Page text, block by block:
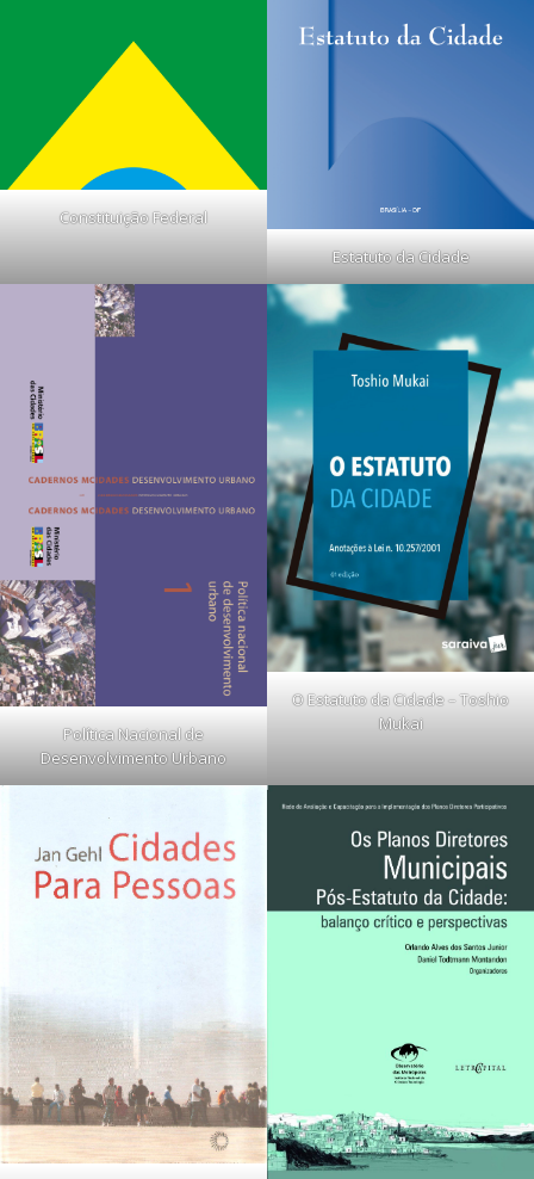
Constituição Federal
Estatuto da Cidade
Política Nacional de
Desenvolvimento Urbano
O Estatuto da Cidade – Toshio
Mukai